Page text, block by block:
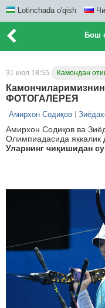
Lotinchada o'qish
Бош
31 июл 18:55 Камондан
ФОТОГАЛЕРЕЯ
Амирхон Содиқов
Амирхон Содиқов ва
Олимпиадасида яккалик
Уларнинг чиқишидан